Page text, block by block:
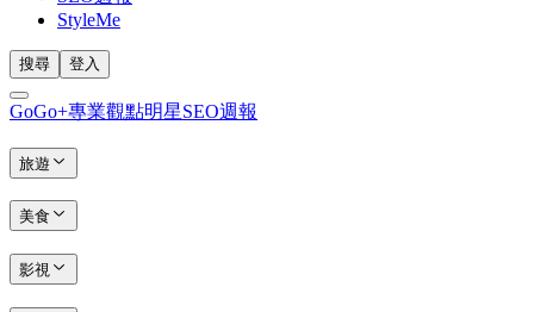
StyleMe
搜尋 登入
GoGo+專業觀點明星SEO週報
旅遊
美食
影視